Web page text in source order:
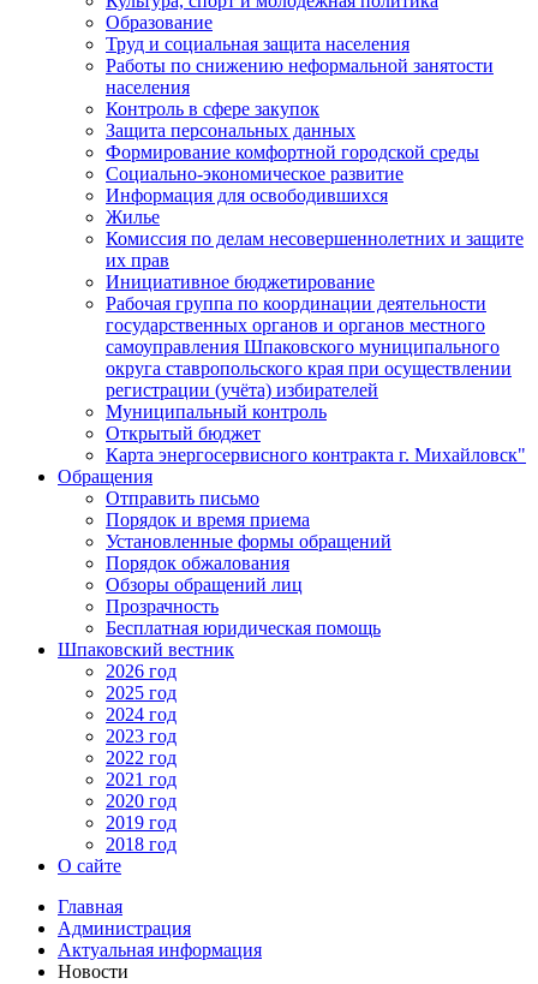
Образование
Труд и социальная защита населения
Работы по снижению неформальной занятости
населения
Контроль в сфере закупок
Защита персональных данных
Формирование комфортной городской среды
Социально-экономическое развитие
Информация для освободившихся
Жилье
Комиссия по делам несовершеннолетних и защите
их прав
Инициативное бюджетирование
Рабочая группа по координации деятельности
государственных органов и органов местного
самоуправления Шпаковского муниципального
округа ставропольского края при осуществлении
регистрации (учёта) избирателей
Муниципальный контроль
Открытый бюджет
Карта энергосервисного контракта г. Михайловск"
Обращения
Отправить письмо
Порядок и время приема
Установленные формы обращений
Порядок обжалования
Обзоры обращений лиц
Прозрачность
Бесплатная юридическая помощь
Шпаковский вестник
2026 год
2025 год
2024 год
2023 год
2022 год
2021 год
2020 год
2019 год
2018 год
О сайте
Главная
Администрация
Актуальная информация
Новости